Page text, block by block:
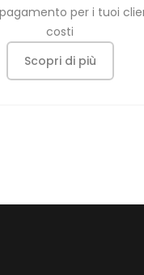
per i tuoi
costi
Scopri di più